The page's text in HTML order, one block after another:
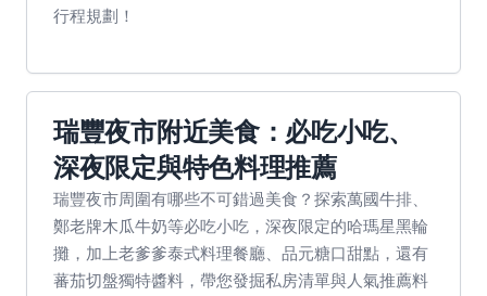
行程規劃！
瑞豐夜市附近美食：必吃小吃、
深夜限定與特色料理推薦
瑞豐夜市周圍有哪些不可錯過美食？探索萬國牛排、
鄭老牌木瓜牛奶等必吃小吃，深夜限定的哈瑪星黑輪
攤，加上老爹爹泰式料理餐廳、品元糖口甜點，還有
蕃茄切盤獨特醬料，帶您發掘私房清單與人氣推薦料